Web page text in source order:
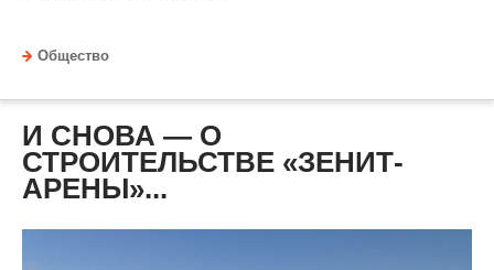
Общество
И СНОВА — О
СТРОИТЕЛЬСТВЕ «ЗЕНИТ-
АРЕНЫ»...